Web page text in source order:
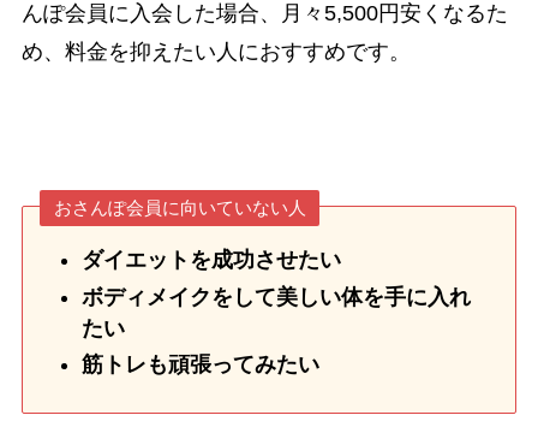
んぽ会員に入会した場合、月々5,500円安くなるた
め、料金を抑えたい人におすすめです。
おさんぽ会員に向いていない人
ダイエットを成功させたい
ボディメイクをして美しい体を手に入れ
たい
筋トレも頑張ってみたい